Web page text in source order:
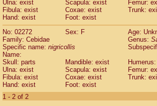
Cebidae Saguinus oedipus
Cebidae Saguinus weddelli
Cebidae Saguinusspp.
Cebidae Aotus trivirgatus
Cebidae
CebidaeCebus apella
Cebidae
Cebidae Cebus nigrivittatus
Cebidae Cebusspp.(0)
Cebidae Saimiri boliviensis
CebidaeSaimiri sciureus(0)
AtelidaeAlouatta caraya(0)
Ulna: exist
Scapula: exist
Femur:
Fibula: exist
Coxae: exist
Trunk:
Hand: exist
Foot: exist
No: 02272
Sex: F
Age:
Family: Cebidae
Genus:
Specific name: nigricollis
Name:
Skull: parts
Mandible: exist
Ulna: exist
Scapula: exist
Femur:
Fibula: exist
Coxae: exist
Trunk:
Hand: exist
Foot: exist
1 - 2 of 2